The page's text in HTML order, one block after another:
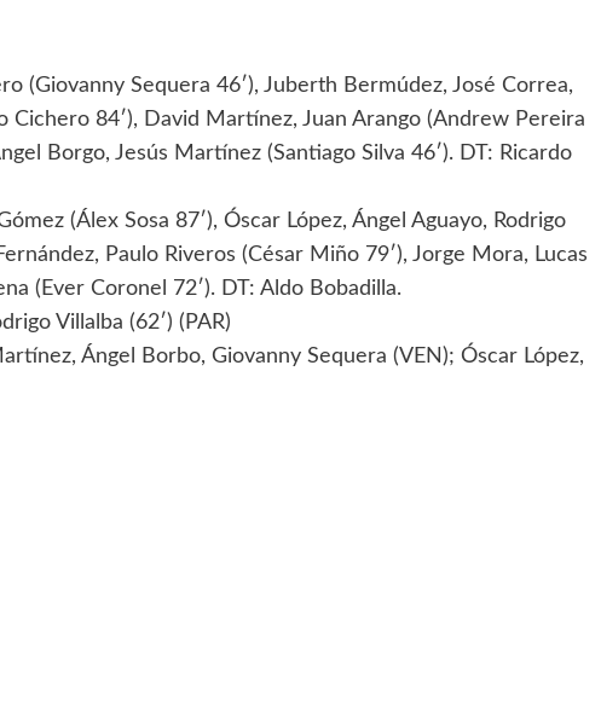
(Giovanny Sequera 46′), Juberth Bermúdez, José Correa,
Cichero 84′), David Martínez, Juan Arango (Andrew Pereira
Borgo, Jesús Martínez (Santiago Silva 46′). DT: Ricardo
(Álex Sosa 87′), Óscar López, Ángel Aguayo, Rodrigo
Paulo Riveros (César Miño 79′), Jorge Mora, Lucas
(Ever Coronel 72′). DT: Aldo Bobadilla.
Villalba (62′) (PAR)
Ángel Borbo, Giovanny Sequera (VEN); Óscar López,